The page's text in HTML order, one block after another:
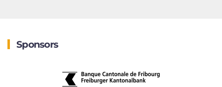
Sponsors